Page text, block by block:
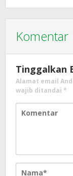
Komentar
Tinggalkan
Alamat email
wajib ditandai *